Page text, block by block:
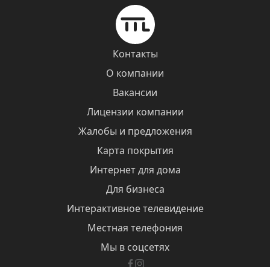
Контакты
О компании
Вакансии
Лицензии компании
Жалобы и предложения
Карта покрытия
Интернет для дома
Для бизнеса
Интерактивное телевидение
Местная телефония
Мы в соцсетях